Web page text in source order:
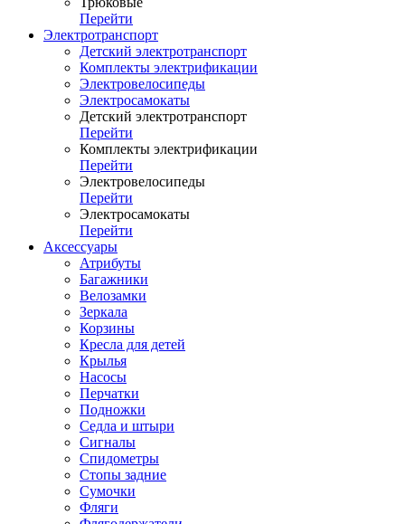
Перейти
Электротранспорт
Детский электротранспорт
Комплекты электрификации
Электровелосипеды
Электросамокаты
Детский электротранспорт
Перейти
Комплекты электрификации
Перейти
Электровелосипеды
Перейти
Электросамокаты
Перейти
Аксессуары
Атрибуты
Багажники
Велозамки
Зеркала
Корзины
Кресла для детей
Крылья
Насосы
Перчатки
Подножки
Седла и штыри
Сигналы
Спидометры
Стопы задние
Сумочки
Фляги